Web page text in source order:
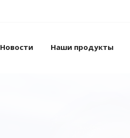
Новости Наши продукты